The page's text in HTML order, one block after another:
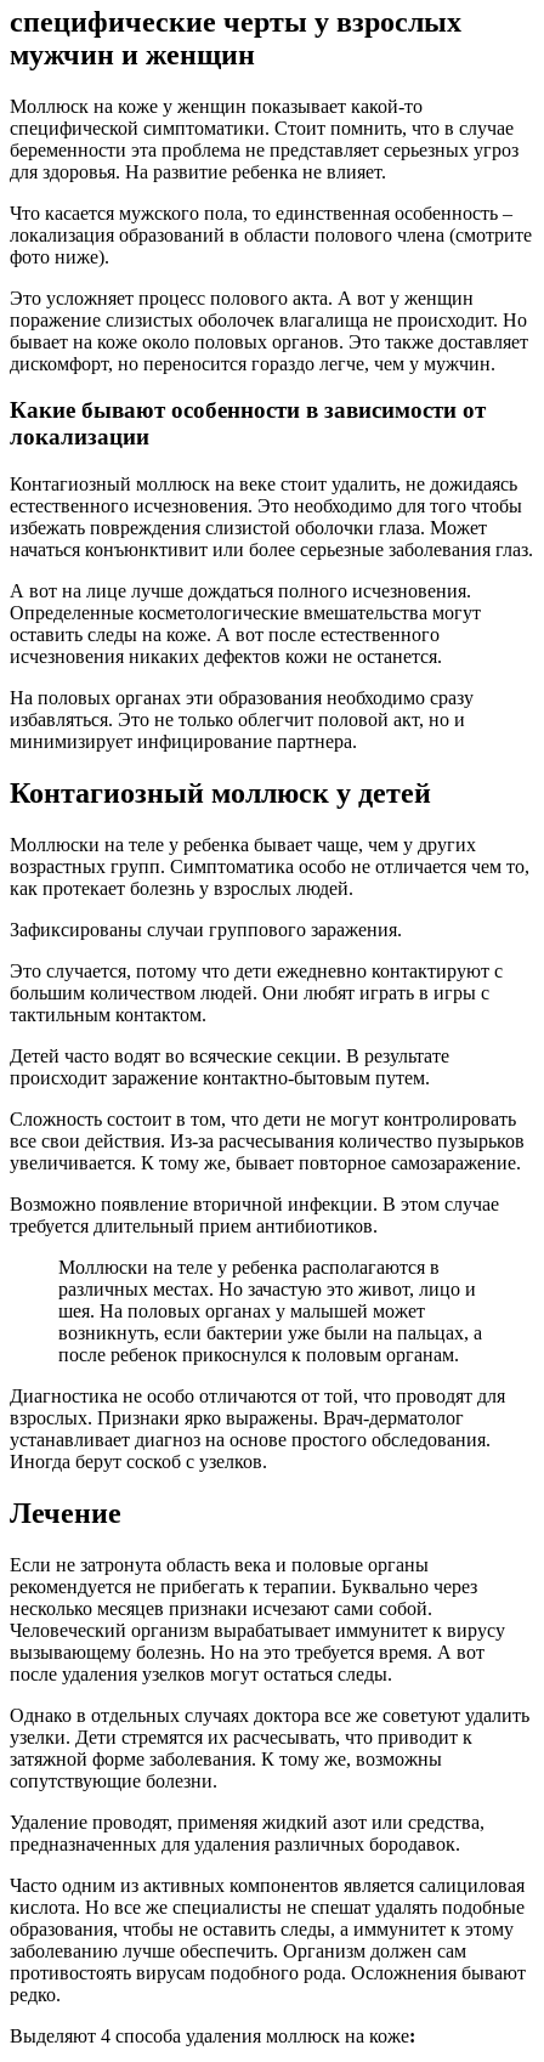
специфические черты у взрослых
мужчин и женщин
Моллюск на коже у женщин показывает какой-то
специфической симптоматики. Стоит помнить, что в случае
беременности эта проблема не представляет серьезных угроз
для здоровья. На развитие ребенка не влияет.
Что касается мужского пола, то единственная особенность –
локализация образований в области полового члена (смотрите
фото ниже).
Это усложняет процесс полового акта. А вот у женщин
поражение слизистых оболочек влагалища не происходит. Но
бывает на коже около половых органов. Это также доставляет
дискомфорт, но переносится гораздо легче, чем у мужчин.
Какие бывают особенности в зависимости от
локализации
Контагиозный моллюск на веке стоит удалить, не дожидаясь
естественного исчезновения. Это необходимо для того чтобы
избежать повреждения слизистой оболочки глаза. Может
начаться конъюнктивит или более серьезные заболевания глаз.
А вот на лице лучше дождаться полного исчезновения.
Определенные косметологические вмешательства могут
оставить следы на коже. А вот после естественного
исчезновения никаких дефектов кожи не останется.
На половых органах эти образования необходимо сразу
избавляться. Это не только облегчит половой акт, но и
минимизирует инфицирование партнера.
Контагиозный моллюск у детей
Моллюски на теле у ребенка бывает чаще, чем у других
возрастных групп. Симптоматика особо не отличается чем то,
как протекает болезнь у взрослых людей.
Зафиксированы случаи группового заражения.
Это случается, потому что дети ежедневно контактируют с
большим количеством людей. Они любят играть в игры с
тактильным контактом.
Детей часто водят во всяческие секции. В результате
происходит заражение контактно-бытовым путем.
Сложность состоит в том, что дети не могут контролировать
все свои действия. Из-за расчесывания количество пузырьков
увеличивается. К тому же, бывает повторное самозаражение.
Возможно появление вторичной инфекции. В этом случае
требуется длительный прием антибиотиков.
Моллюски на теле у ребенка располагаются в
различных местах. Но зачастую это живот, лицо и
шея. На половых органах у малышей может
возникнуть, если бактерии уже были на пальцах, а
после ребенок прикоснулся к половым органам.
Диагностика не особо отличаются от той, что проводят для
взрослых. Признаки ярко выражены. Врач-дерматолог
устанавливает диагноз на основе простого обследования.
Иногда берут соскоб с узелков.
Лечение
Если не затронута область века и половые органы
рекомендуется не прибегать к терапии. Буквально через
несколько месяцев признаки исчезают сами собой.
Человеческий организм вырабатывает иммунитет к вирусу
вызывающему болезнь. Но на это требуется время. А вот
после удаления узелков могут остаться следы.
Однако в отдельных случаях доктора все же советуют удалить
узелки. Дети стремятся их расчесывать, что приводит к
затяжной форме заболевания. К тому же, возможны
сопутствующие болезни.
Удаление проводят, применяя жидкий азот или средства,
предназначенных для удаления различных бородавок.
Часто одним из активных компонентов является салициловая
кислота. Но все же специалисты не спешат удалять подобные
образования, чтобы не оставить следы, а иммунитет к этому
заболеванию лучше обеспечить. Организм должен сам
противостоять вирусам подобного рода. Осложнения бывают
редко.
Выделяют 4 способа удаления моллюск на коже: